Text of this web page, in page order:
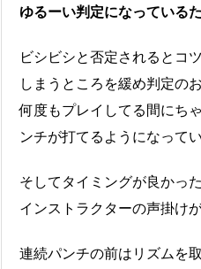
ゆるーい判定になっている
ビシビシと否定されるとコ
しまうところを緩め判定の
何度もプレイしてる間にち
ンチが打てるようになってい
そしてタイミングが良かっ
インストラクターの声掛け
連続パンチの前はリズムを